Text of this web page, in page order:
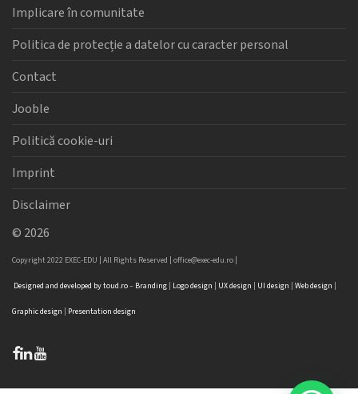
Implicare în comunitate
Politica de protecție a datelor cu caracter personal
Contact
Jooble
Politică cookie-uri
Imprint
Disclaimer
© 2026
Copyright 2022 EXEC-EDU | All Rights Reserved | office@exec-edu.ro
Designed and developed bytoud.ro– Branding Logodesign UX design UI design Web design
Graphic design Presentation design